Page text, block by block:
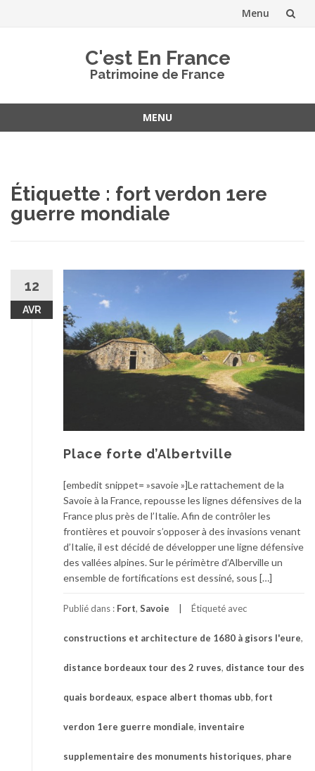
Menu
C'est En France
Patrimoine de France
MENU
Étiquette : fort verdon 1ere
guerre mondiale
12
AVR
Place forte d’Albertville
[embedit snippet= »savoie »]Le rattachement de la
Savoie à la France, repousse les lignes défensives de la
France plus près de l’Italie. Afin de contrôler les
frontières et pouvoir s’opposer à des invasions venant
d’Italie, il est décidé de développer une ligne défensive
des vallées alpines. Sur le périmètre d’Alberville un
ensemble de fortifications est dessiné, sous […]
Publié dans : Fort, Savoie Étiqueté avec
constructions et architecture de 1680 à gisors l'eure,
distance bordeaux tour des 2 ruves, distance tour des
quais bordeaux, espace albert thomas ubb, fort
verdon 1ere guerre mondiale, inventaire
supplementaire des monuments historiques, phare